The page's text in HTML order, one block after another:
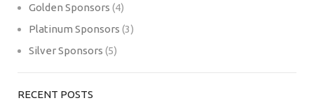
Golden Sponsors (4)
Platinum Sponsors (3)
Silver Sponsors (5)
RECENT POSTS